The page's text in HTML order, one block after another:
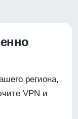
региона,
VPN и